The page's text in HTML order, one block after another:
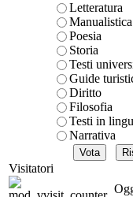
Letteratura
Manualistica
Poesia
Storia
Testi
Guide
Diritto
Filosofia
Testi in
Narrativa
Visitatori